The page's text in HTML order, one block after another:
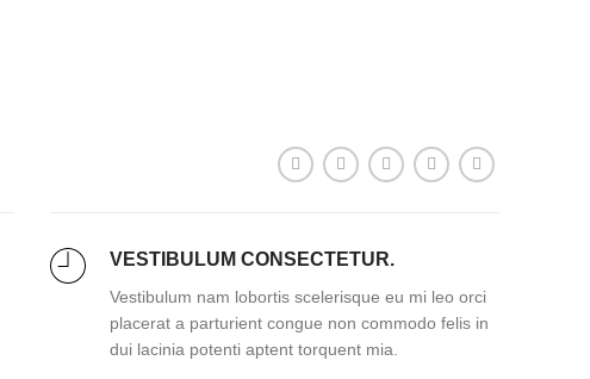
VESTIBULUM CONSECTETUR.
Vestibulum nam lobortis scelerisque eu mi leo orci
placerat a parturient congue non commodo felis in
dui lacinia potenti aptent torquent mia.